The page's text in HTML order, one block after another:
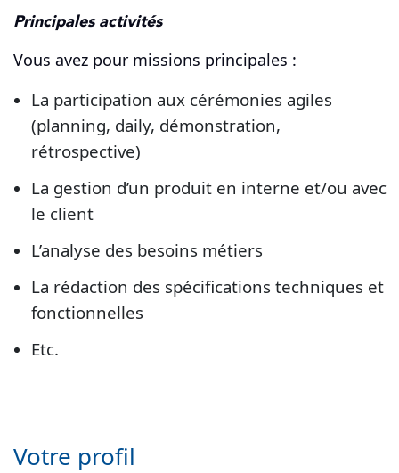
Principales activités
Vous avez pour missions principales :
La participation aux cérémonies agiles
(planning, daily, démonstration,
rétrospective)
La gestion d’un produit en interne et/ou avec
le client
L’analyse des besoins métiers
La rédaction des spécifications techniques et
fonctionnelles
Etc.
Votre profil